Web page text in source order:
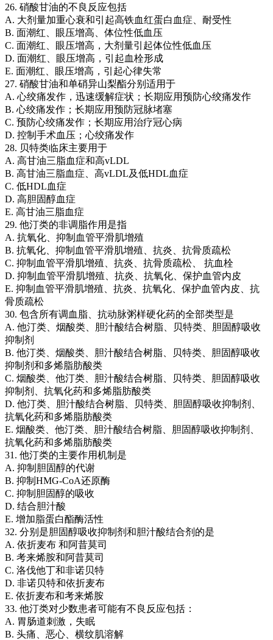
26. 硝酸甘油的不良反应包括
A. 大剂量加重心衰和引起高铁血红蛋白血症、耐受性
B. 面潮红、眼压增高、体位性低血压
C. 面潮红、眼压增高，大剂量引起体位性低血压
D. 面潮红、眼压增高，引起血栓形成
E. 面潮红、眼压增高，引起心律失常
27. 硝酸甘油和单硝异山梨酯分别适用于
A. 心绞痛发作，迅速缓解症状；长期应用预防心绞痛发作
B. 心绞痛发作；长期应用预防冠脉堵塞
C. 预防心绞痛发作；长期应用治疗冠心病
D. 控制手术血压；心绞痛发作
28. 贝特类临床主要用于
A. 高甘油三脂血症和高vLDL
B. 高甘油三脂血症、高vLDL及低HDL血症
C. 低HDL血症
D. 高胆固醇血症
E. 高甘油三脂血症
29. 他汀类的非调脂作用是指
A. 抗氧化、抑制血管平滑肌增殖
B. 抗氧化、抑制血管平滑肌增殖、抗炎、抗骨质疏松
C. 抑制血管平滑肌增殖、抗炎、抗骨质疏松、 抗血栓
D. 抑制血管平滑肌增殖、抗炎、抗氧化、保护血管内皮
E. 抑制血管平滑肌增殖、抗炎、抗氧化、保护血管内皮、抗
骨质疏松
30. 包含所有调血脂、抗动脉粥样硬化药的全部类型是
A. 他汀类、烟酸类、胆汁酸结合树脂、贝特类、胆固醇吸收
抑制剂
B. 他汀类、烟酸类、胆汁酸结合树脂、贝特类、胆固醇吸收
抑制剂和多烯脂肪酸类
C. 烟酸类、他汀类、胆汁酸结合树脂、贝特类、胆固醇吸收
抑制剂、抗氧化药和多烯脂肪酸类
D. 他汀类、胆汁酸结合树脂、贝特类、胆固醇吸收抑制剂、
抗氧化药和多烯脂肪酸类
E. 烟酸类、他汀类、胆汁酸结合树脂、胆固醇吸收抑制剂、
抗氧化药和多烯脂肪酸类
31. 他汀类的主要作用机制是
A. 抑制胆固醇的代谢
B. 抑制HMG-CoA还原酶
C. 抑制胆固醇的吸收
D. 结合胆汁酸
E. 增加脂蛋白酯酶活性
32. 分别是胆固醇吸收抑制剂和胆汁酸结合剂的是
A. 依折麦布 和阿昔莫司
B. 考来烯胺和阿昔莫司
C. 洛伐他丁和非诺贝特
D. 非诺贝特和依折麦布
E. 依折麦布和考来烯胺
33. 他汀类对少数患者可能有不良反应包括：
A. 胃肠道刺激，失眠
B. 头痛、恶心、横纹肌溶解